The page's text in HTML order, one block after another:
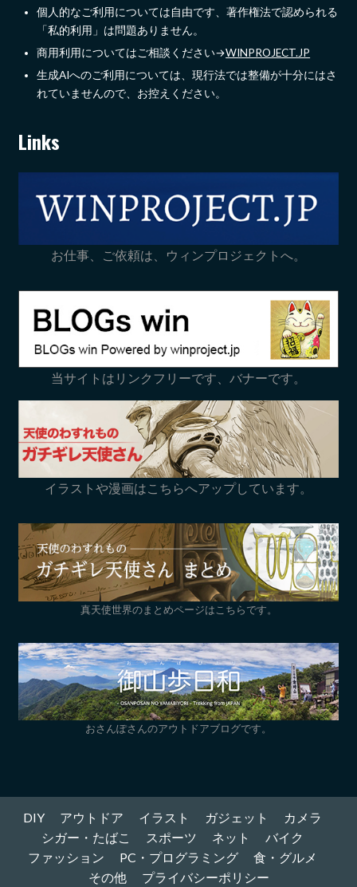
個人的なご利用については自由です、著作権法で認められる
「私的利用」は問題ありません。
商用利用についてはご相談ください→WINPROJECT.JP
生成AIへのご利用については、現行法では整備が十分にはさ
れていませんので、お控えください。
Links
お仕事、ご依頼は、ウィンプロジェクトへ。
当サイトはリンクフリーです、バナーです。
イラストや漫画はこちらへアップしています。
真天使世界のまとめページはこちらです。
おさんぽさんのアウトドアブログです。
DIY アウトドア イラスト ガジェット
カメラ
シガー・たばこ
スポーツ ネット
バイク
ファッション
PC・プログラミング
食・グルメ
その他
プライバシーポリシー